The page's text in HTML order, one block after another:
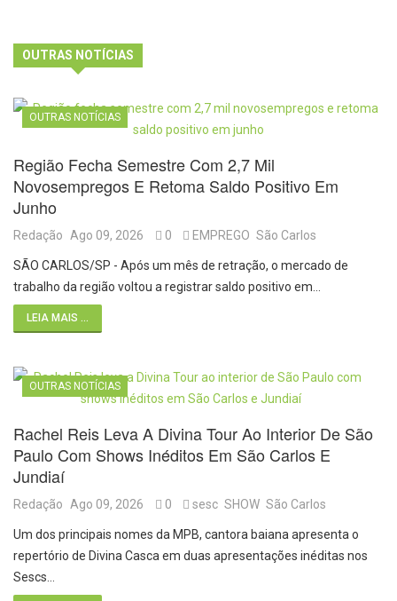
OUTRAS NOTÍCIAS
OUTRAS NOTÍCIAS
Região Fecha Semestre Com 2,7 Mil
Novosempregos E Retoma Saldo Positivo Em
Junho
Redação Ago 09, 2026 0 EMPREGO São Carlos
SÃO CARLOS/SP - Após um mês de retração, o mercado de
trabalho da região voltou a registrar saldo positivo em…
LEIA MAIS ...
OUTRAS NOTÍCIAS
Rachel Reis Leva A Divina Tour Ao Interior De São
Paulo Com Shows Inéditos Em São Carlos E
Jundiaí
Redação Ago 09, 2026 0 sesc SHOW São Carlos
Um dos principais nomes da MPB, cantora baiana apresenta o
repertório de Divina Casca em duas apresentações inéditas nos
Sescs…